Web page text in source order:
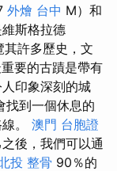
外燴 台中 M）和
斯格拉德
其許多歷史，文
要的古蹟是帶有
印象深刻的城
找到一個休息的
。 澳門 台胞證
後，我們可以通
投 整骨 90％的